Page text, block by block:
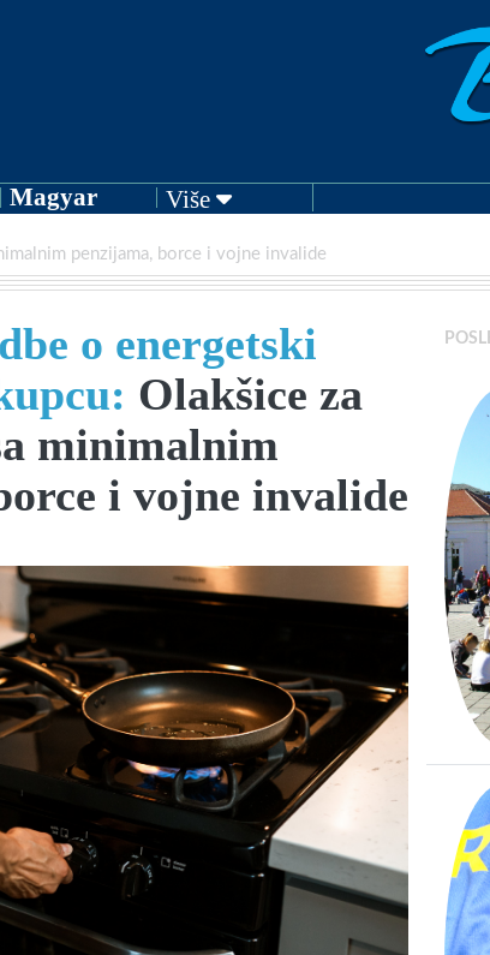
Magyar Više
penzijama, borce i vojne invalide
o energetski
Olakšice za
minimalnim
i vojne invalide